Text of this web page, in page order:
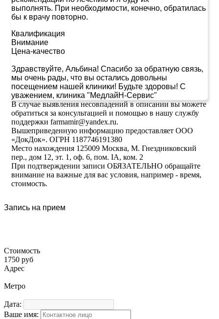
выполнять. При необходимости, конечно, обратилась
бы к врачу повторно.
Квалификация
Внимание
Цена-качество
Здравствуйте, Альбина! Спасибо за обратную связь,
мы очень рады, что вы остались довольны
посещением нашей клиники! Будьте здоровы! С
уважением, клиника "МедлайН-Сервис"
В случае выявления несовпадений в описании вы можете
обратиться за консультацией и помощью в нашу службу
поддержки farmamir@yandex.ru.
Вышеприведенную информацию предоставляет ООО
«ДокДок». ОГРН 1187746191380
Место нахождения 125009 Москва, М. Гнездниковский
пер., дом 12, эт. 1, оф. 6, пом. IA, ком. 2
При подтверждении записи ОБЯЗАТЕЛЬНО обращайте
внимание на важные для вас условия, например - время,
стоимость.
Запись на прием
Стоимость
1750 руб
Адрес
Метро
Дата:
Ваше имя: